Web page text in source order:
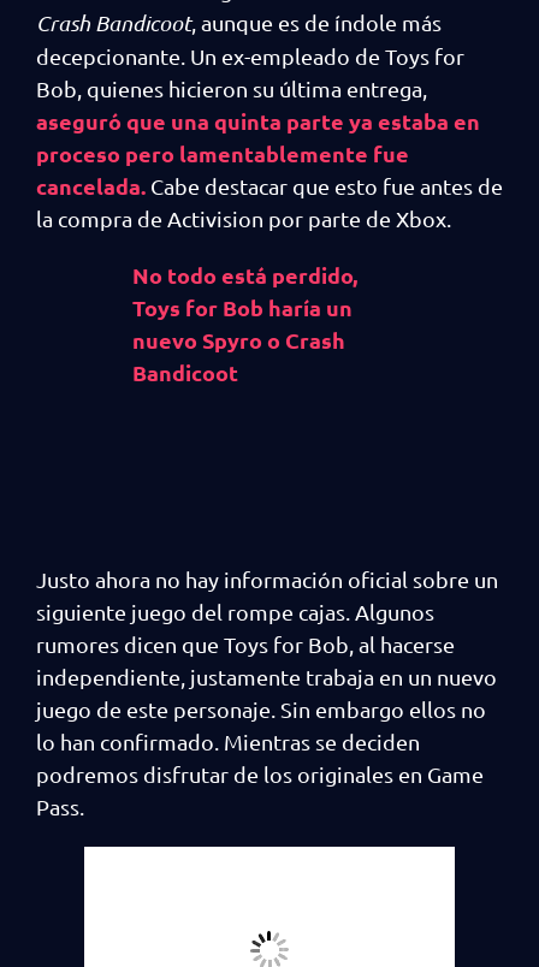
Crash Bandicoot, aunque es de índole más
decepcionante. Un ex-empleado de Toys for
Bob, quienes hicieron su última entrega,
aseguró que una quinta parte ya estaba en
proceso pero lamentablemente fue
cancelada. Cabe destacar que esto fue antes de
la compra de Activision por parte de Xbox.
No todo está perdido,
Toys for Bob haría un
nuevo Spyro o Crash
Bandicoot
Justo ahora no hay información oficial sobre un
siguiente juego del rompe cajas. Algunos
rumores dicen que Toys for Bob, al hacerse
independiente, justamente trabaja en un nuevo
juego de este personaje. Sin embargo ellos no
lo han confirmado. Mientras se deciden
podremos disfrutar de los originales en Game
Pass.